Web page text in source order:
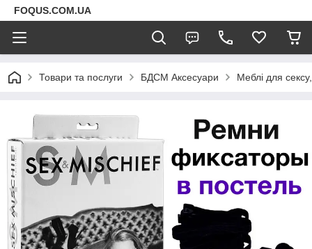
FOQUS.COM.UA
Товари та послуги БДСМ Аксесуари Меблі для